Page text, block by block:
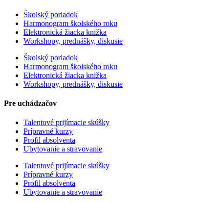
Školský poriadok
Harmonogram školského roku
Elektronická žiacka knižka
Workshopy, prednášky, diskusie
Školský poriadok
Harmonogram školského roku
Elektronická žiacka knižka
Workshopy, prednášky, diskusie
Pre uchádzačov
Talentové prijímacie skúšky
Prípravné kurzy
Profil absolventa
Ubytovanie a stravovanie
Talentové prijímacie skúšky
Prípravné kurzy
Profil absolventa
Ubytovanie a stravovanie